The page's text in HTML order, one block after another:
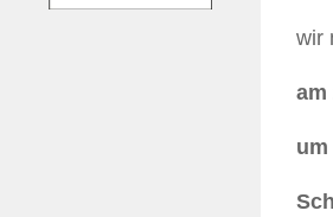
wir
am